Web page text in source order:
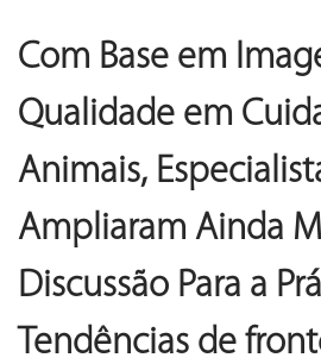
Com Base em
Qualidade em
Animais,
Ampliaram Ainda
Discussão Para a
Tendências de